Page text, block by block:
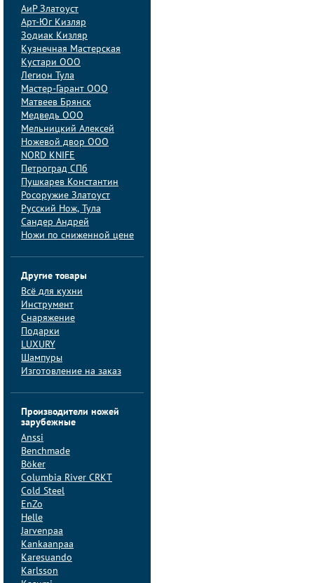
АиP Златоуст
Арт-Юг Кизляр
Зодиак Кизляр
Кузнечная Мастерская
Кустари ООО
Легион Тула
Мастер-Гарант ООО
Матвеев Брянск
Медведь ООО
Мельницкий Алексей
Ножевой двор ООО
NORD KNIFE
Петроград СПб
Пушкарев Константин
Росоружие Златоуст
Русский Нож, Тула
Сандер Андрей
Ножи по сниженной цене
Другие товары
Всё для кухни
Инструмент
Снаряжение
Подарки
LUXURY
Шампуры
Изготовление на заказ
Производители ножей
зарубежные
Anssi
Benchmade
Böker
Columbia River CRKT
Cold Steel
EnZo
Helle
Jarvenpaa
Kankaanpaa
Karesuando
Karlsson